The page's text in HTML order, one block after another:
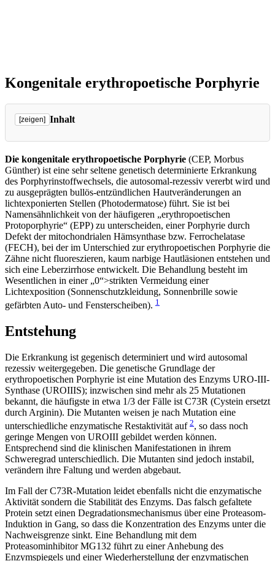
Kongenitale erythropoetische Porphyrie
[zeigen] Inhalt
Entstehung
Symptomatik
Diagnostik
Therapie
Verweise
Die kongenitale erythropoetische Porphyrie (CEP, Morbus
Günther) ist eine sehr seltene genetisch determinierte Erkrankung
des Porphyrinstoffwechsels, die autosomal-rezessiv vererbt wird und
zu ausgeprägten bullös-entzündlichen Hautveränderungen an
lichtexponierten Stellen (Photodermatose) führt. Sie ist bei
Namensähnlichkeit von der häufigeren „erythropoetischen
Protoporphyrie“ (EPP) zu unterscheiden, einer Porphyrie durch
Defekt der mitochondrialen Hämsynthase bzw. Ferrochelatase
(FECH), bei der im Unterschied zur erythropoetischen Porphyrie die
Zähne nicht fluoreszieren, kaum narbige Hautläsionen entstehen und
sich eine Leberzirrhose entwickelt. Die Behandlung besteht im
Wesentlichen in einer „0“>strikten Vermeidung einer
Lichtexposition (Sonnenschutzkleidung, Sonnenbrille sowie
gefärbten Auto- und Fensterscheiben). 1
Entstehung
Die Erkrankung ist gegenisch determiniert und wird autosomal
rezessiv weitergegeben. Die genetische Grundlage der
erythropoetischen Porphyrie ist eine Mutation des Enzyms URO-III-
Synthase (UROIIIS); inzwischen sind mehr als 25 Mutationen
bekannt, die häufigste in etwa 1/3 der Fälle ist C73R (Cystein ersetzt
durch Arginin). Die Mutanten weisen je nach Mutation eine
unterschiedliche enzymatische Restaktivität auf 2, so dass noch
geringe Mengen von UROIII gebildet werden können.
Entsprechend sind die klinischen Manifestationen in ihrem
Schweregrad unterschiedlich. Die Mutanten sind jedoch instabil,
verändern ihre Faltung und werden abgebaut.
Im Fall der C73R-Mutation leidet ebenfalls nicht die enzymatische
Aktivität sondern die Stabilität des Enzyms. Das falsch gefaltete
Protein setzt einen Degradationsmechanismus über eine Proteasom-
Induktion in Gang, so dass die Konzentration des Enzyms unter die
Nachweisgrenze sinkt. Eine Behandlung mit dem
Proteasominhibitor MG132 führt zu einer Anhebung des
Enzymspiegels und einer Wiederherstellung der enzymatischen